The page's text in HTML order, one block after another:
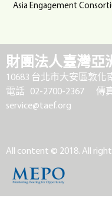
Asia Engagement
財團法人臺灣亞
10683 台北市大安區敦化
電話 02-2700-2367
傳
service@taef.org
All content © 2018. All